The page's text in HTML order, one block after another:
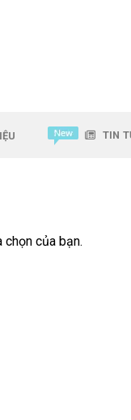
TIN
của bạn.